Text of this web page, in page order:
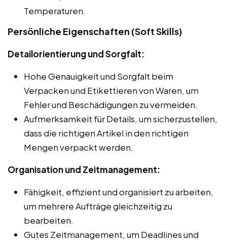
Temperaturen.
Persönliche Eigenschaften (Soft Skills)
Detailorientierung und Sorgfalt:
Hohe Genauigkeit und Sorgfalt beim
Verpacken und Etikettieren von Waren, um
Fehler und Beschädigungen zu vermeiden.
Aufmerksamkeit für Details, um sicherzustellen,
dass die richtigen Artikel in den richtigen
Mengen verpackt werden.
Organisation und Zeitmanagement:
Fähigkeit, effizient und organisiert zu arbeiten,
um mehrere Aufträge gleichzeitig zu
bearbeiten.
Gutes Zeitmanagement, um Deadlines und